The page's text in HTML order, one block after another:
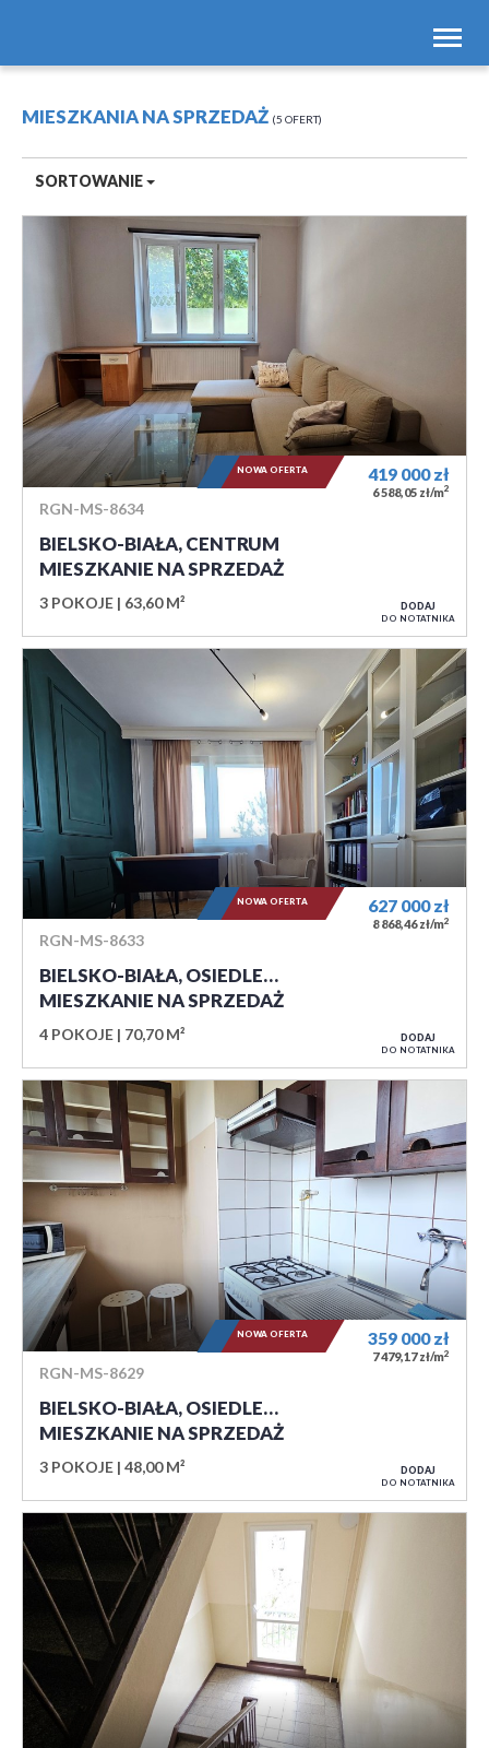
MIESZKANIA NA SPRZEDAŻ 5 OFERT
SORTOWANIE
RGN-MS-8634
BIELSKO-BIAŁA, CENTRUM
MIESZKANIE NA SPRZEDAŻ
3 POKOJE 63,60 M²
419 000zł
6 588,05 zł/m2
NOWA OFERTA
DODAJ
DO NOTATNIKA
RGN-MS-8633
BIELSKO-BIAŁA, OSIEDLE…
MIESZKANIE NA SPRZEDAŻ
4 POKOJE 70,70 M²
627 000zł
8 868,46 zł/m2
NOWA OFERTA
DODAJ
DO NOTATNIKA
RGN-MS-8629
BIELSKO-BIAŁA, OSIEDLE…
MIESZKANIE NA SPRZEDAŻ
3 POKOJE 48,00 M²
359 000zł
7 479,17 zł/m2
NOWA OFERTA
DODAJ
DO NOTATNIKA